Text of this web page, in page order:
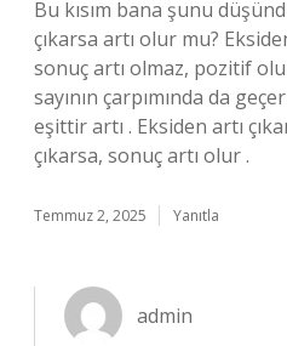
Bu kısım bana şunu
çıkarsa artı olur mu?
sonuç artı olmaz, pozitif
sayının çarpımında da
eşittir artı . Eksiden artı
çıkarsa, sonuç artı olur .
Temmuz 2, 2025 Yanıtla
admin